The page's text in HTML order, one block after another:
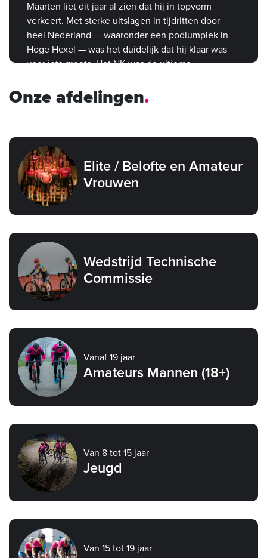
Maarten liet dit jaar al zien dat hij in topvorm
verkeert. Met sterke uitslagen in tijdritten door
heel Nederland — waaronder een podiumplek in
Hoge Hexel — was het duidelijk dat hij klaar was
voor iets groots. Het NK was de ultieme
Onze afdelingen
Elite / Belofte en Amateur
Vrouwen
Wedstrijd Technische
Commissie
Vanaf 19 jaar
Amateurs Mannen (18+)
Van 8 tot 15 jaar
Jeugd
Van 15 tot 19 jaar